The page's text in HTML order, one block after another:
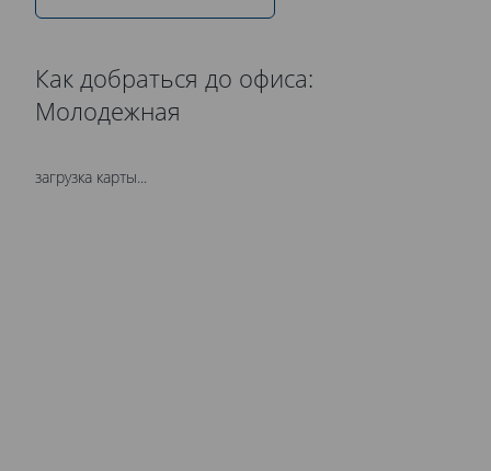
Как добраться до офиса:
Молодежная
загрузка карты...